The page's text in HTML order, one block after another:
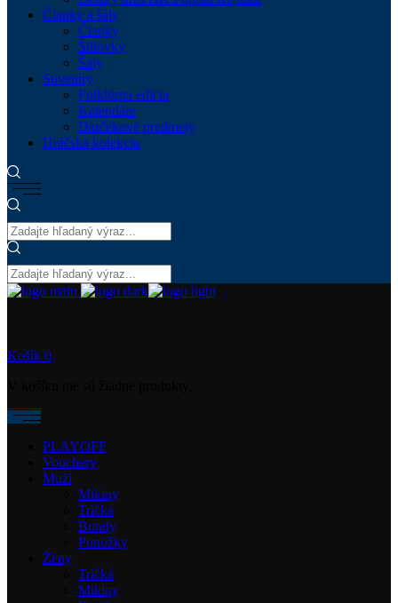
Čiapky a šály
Čiapky
Šiltovky
Šály
Suveníry
Folklórna edícia
Kalendáre
Darčekové predmety
Hráčska kolekcia
Košík 0
PLAYOFF
Vouchery
Muži
Mikiny
Tričká
Bundy
Ponožky
Ženy
Tričká
Mikiny